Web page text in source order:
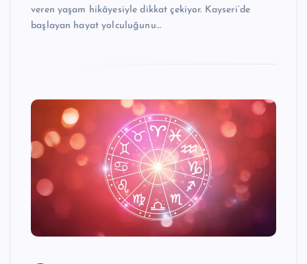
veren yaşam hikâyesiyle dikkat çekiyor. Kayseri’de
başlayan hayat yolculuğunu…